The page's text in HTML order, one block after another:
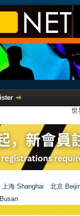
世
上海 Shanghai 北京